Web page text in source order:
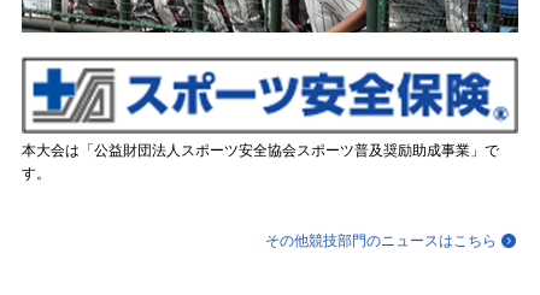
本大会は「公益財団法人スポーツ安全協会スポーツ普及奨励助成事業」で
す。
その他競技部門のニュースはこちら